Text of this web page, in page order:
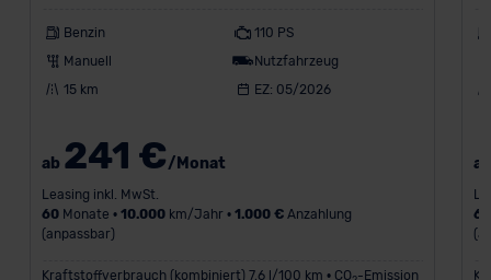
Benzin
110 PS
Manuell
Nutzfahrzeug
15 km
EZ: 05/2026
ab 241 €/Monat
Leasing inkl. MwSt.
60Monate • 10.000km/Jahr • 1.000 €Anzahlung
(anpassbar)
Kraftstoffverbrauch (kombiniert) 7,6 l/100 km • CO -Emission
60